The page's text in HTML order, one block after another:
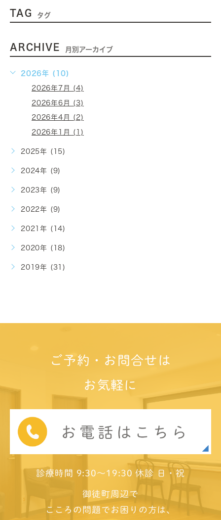
TAG タグ
ARCHIVE 月別アーカイブ
2026年 (10)
2026年7月 (4)
2026年6月 (3)
2026年4月 (2)
2026年1月 (1)
2025年 (15)
2024年 (9)
2023年 (9)
2022年 (9)
2021年 (14)
2020年 (18)
2019年 (31)
ご予約・お問合せは
お気軽に
診療時間 9:30～19:30 休診 日・祝
御徒町周辺で
こころの問題でお困りの方は、